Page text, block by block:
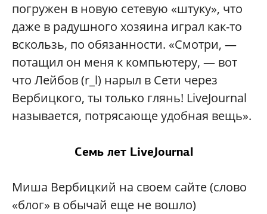
погружен в новую сетевую «штуку», что
даже в радушного хозяина играл как-то
вскользь, по обязанности. «Смотри, —
потащил он меня к компьютеру, — вот
что Лейбов (r_l) нарыл в Сети через
Вербицкого, ты только глянь! LiveJournal
называется, потрясающе удобная вещь».
Семь лет LiveJournal
Миша Вербицкий на своем сайте (слово
«блог» в обычай еще не вошло)